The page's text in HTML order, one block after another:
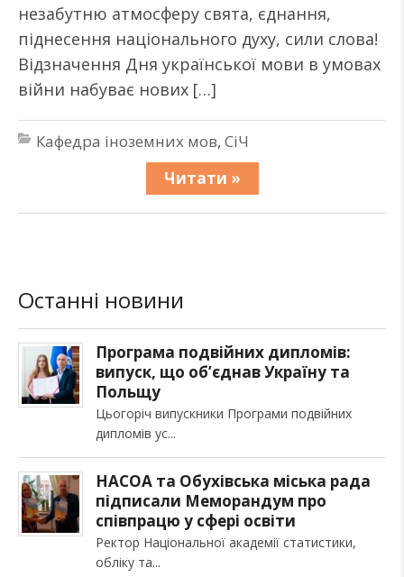
незабутню атмосферу свята, єднання,
піднесення національного духу, сили слова!
Відзначення Дня української мови в умовах
війни набуває нових […]
Кафедра іноземних мов, СіЧ
Читати »
Останні новини
Програма подвійних дипломів:
випуск, що об’єднав Україну та
Польщу
Цьогоріч випускники Програми подвійних
дипломів ус
НАСОА та Обухівська міська рада
підписали Меморандум про
співпрацю у сфері освіти
Ректор Національної академії статистики,
обліку та